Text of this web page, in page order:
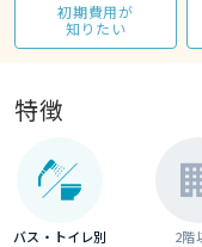
初期費用が
知りたい
特徴
バス・トイレ別 2階